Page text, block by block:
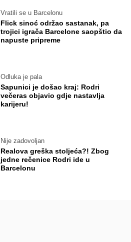
Vratili se u Barcelonu
Flick sinoć održao sastanak, pa
trojici igrača Barcelone saopštio da
napuste pripreme
Odluka je pala
Sapunici je došao kraj: Rodri
večeras objavio gdje nastavlja
karijeru!
Nije zadovoljan
Realova greška stoljeća?! Zbog
jedne rečenice Rodri ide u
Barcelonu